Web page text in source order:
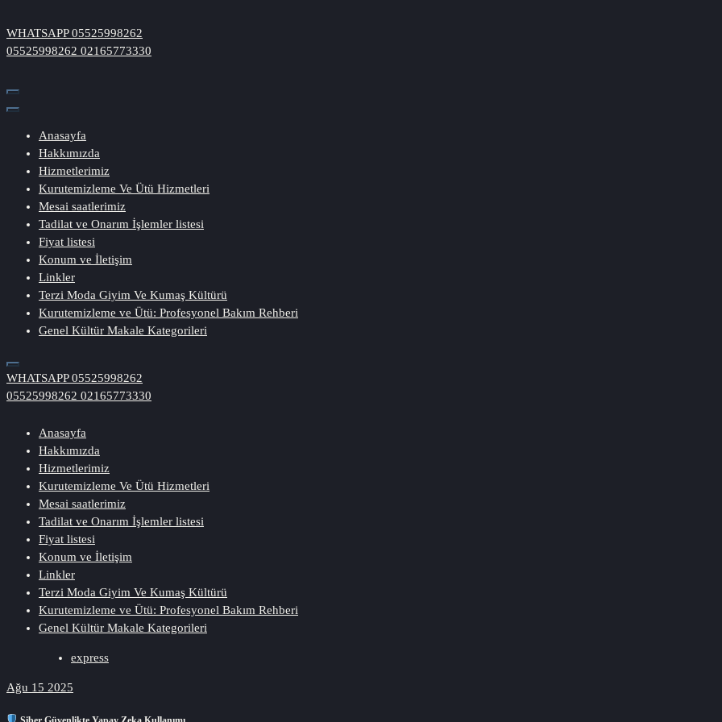
geç
WHATSAPP 05525998262
05525998262 02165773330
Anasayfa
Hakkımızda
Hizmetlerimiz
Kurutemizleme Ve Ütü Hizmetleri
Mesai saatlerimiz
Tadilat ve Onarım İşlemler listesi
Fiyat listesi
Konum ve İletişim
Linkler
Terzi Moda Giyim Ve Kumaş Kültürü
Kurutemizleme ve Ütü: Profesyonel Bakım Rehberi
Genel Kültür Makale Kategorileri
WHATSAPP 05525998262
05525998262 02165773330
Anasayfa
Hakkımızda
Hizmetlerimiz
Kurutemizleme Ve Ütü Hizmetleri
Mesai saatlerimiz
Tadilat ve Onarım İşlemler listesi
Fiyat listesi
Konum ve İletişim
Linkler
Terzi Moda Giyim Ve Kumaş Kültürü
Kurutemizleme ve Ütü: Profesyonel Bakım Rehberi
Genel Kültür Makale Kategorileri
express
Ağu 15 2025